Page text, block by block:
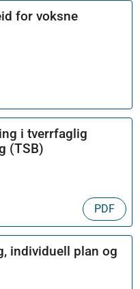
for voksne
i tverrfaglig
(TSB)
PDF
individuell plan og